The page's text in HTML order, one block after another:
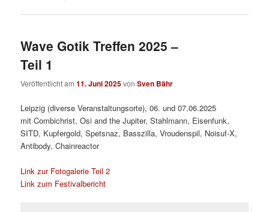
Wave Gotik Treffen 2025 –
Teil 1
Veröffentlicht am11. Juni 2025vonSven Bähr
Leipzig (diverse Veranstaltungsorte), 06. und 07.06.2025
mit Combichrist, Osi and the Jupiter, Stahlmann, Eisenfunk,
SITD, Kupfergold, Spetsnaz, Basszilla, Vroudenspil, Noisuf-X,
Antibody, Chainreactor
Link zur Fotogalerie Teil 2
Link zum Festivalbericht